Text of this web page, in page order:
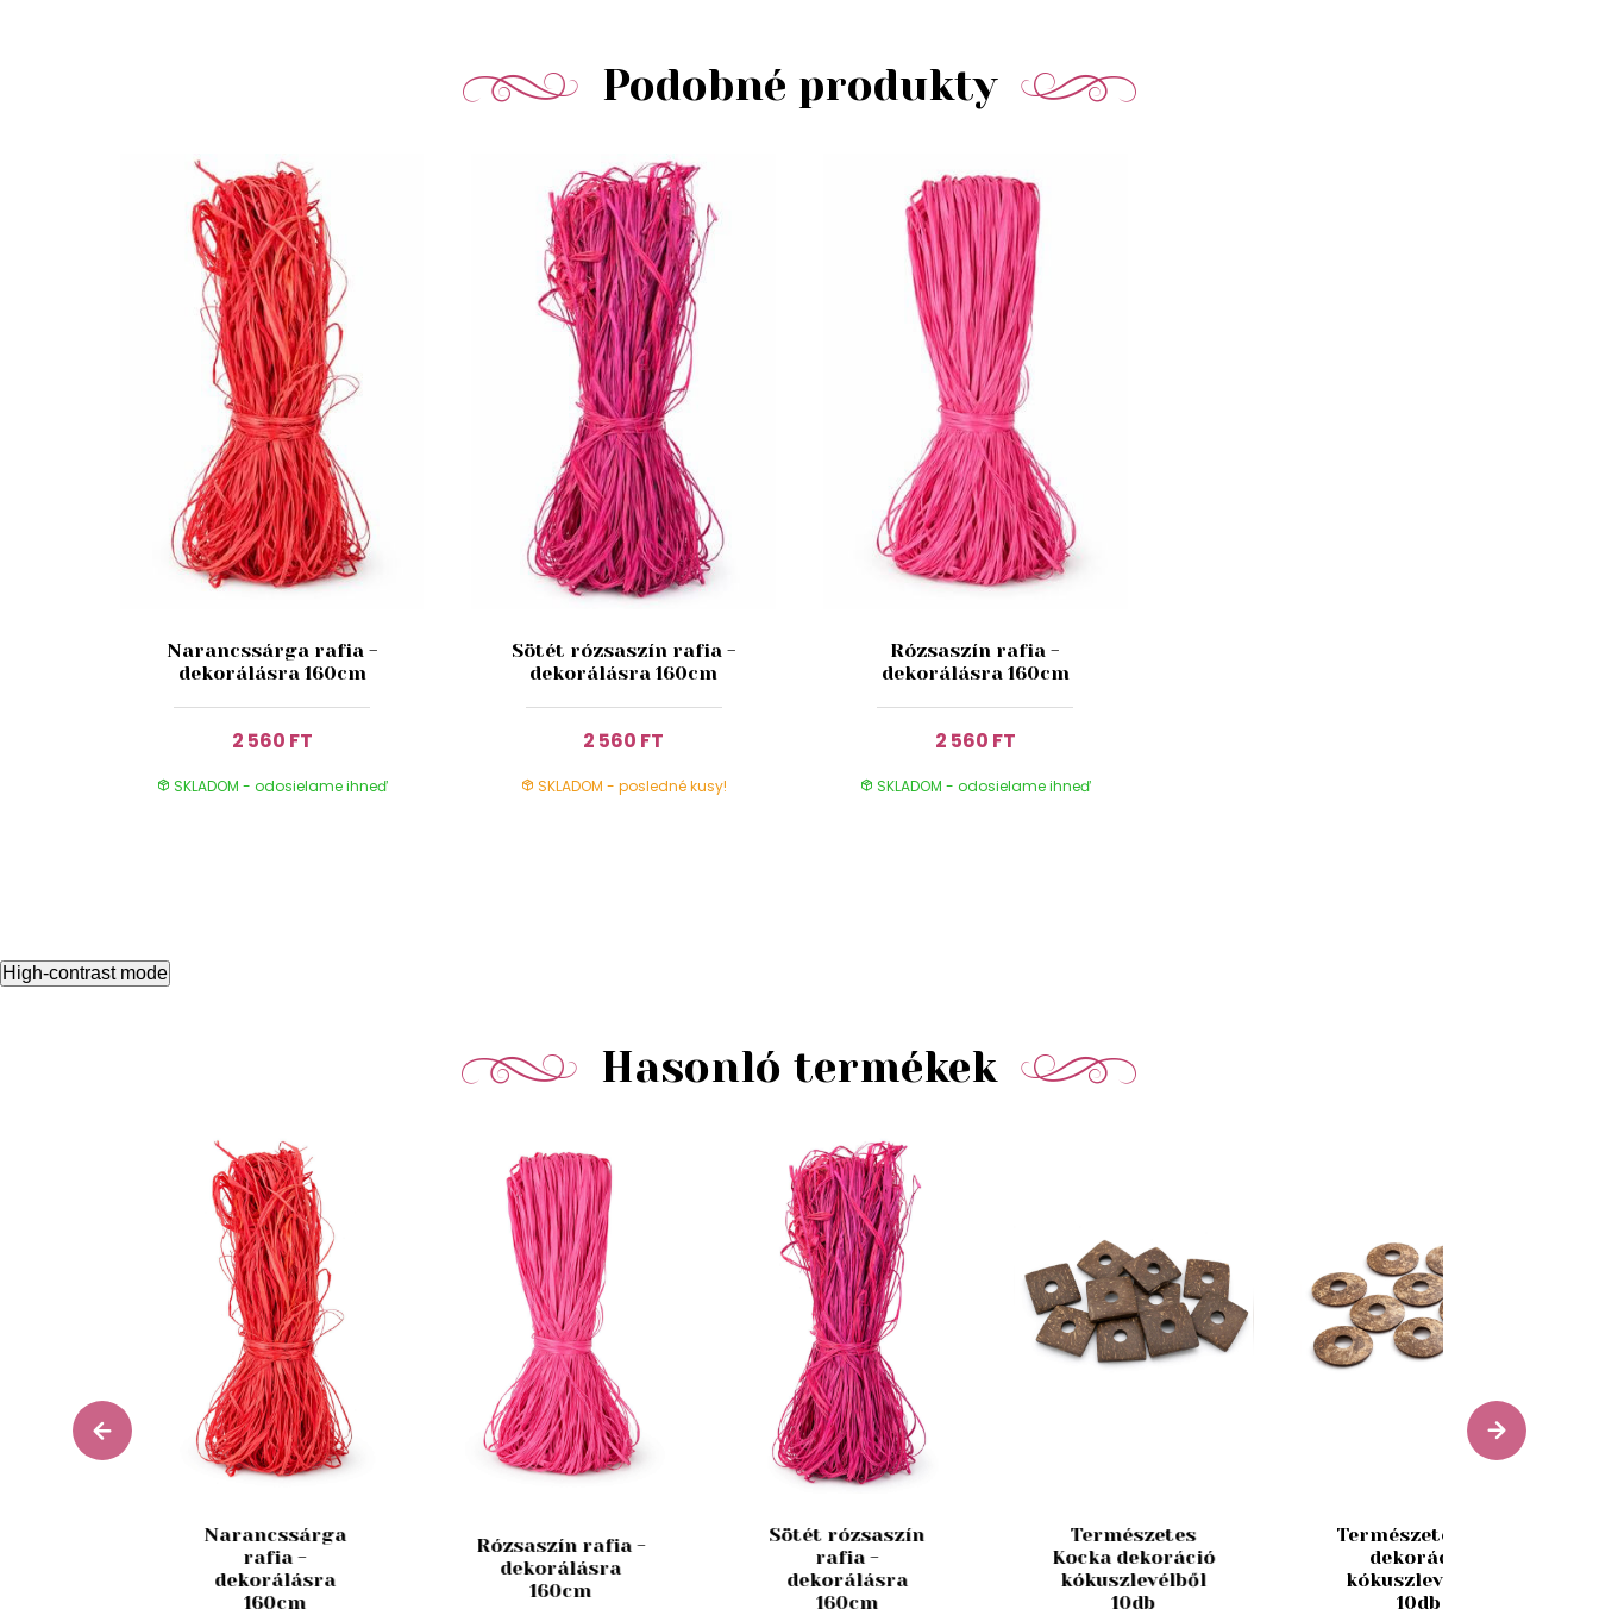
Podobné produkty
Narancssárga rafia -
dekorálásra 160cm
2 560 FT
SKLADOM - odosielame ihneď
Sötét rózsaszín rafia -
dekorálásra 160cm
2 560 FT
SKLADOM - posledné kusy!
Rózsaszín rafia -
dekorálásra 160cm
2 560 FT
SKLADOM - odosielame ihneď
High-contrast mode
Hasonló termékek
Narancssárga
rafia -
dekorálásra
160cm
Rózsaszín rafia -
dekorálásra
160cm
Sötét rózsaszín
rafia -
dekorálásra
160cm
Természetes
Kocka dekoráció
kókuszlevélből
10db
Természetes Kör
dekoráció
kókuszlevélből
10db